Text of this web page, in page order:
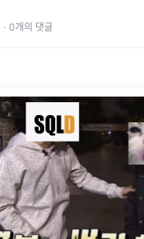
· 0개의 댓글